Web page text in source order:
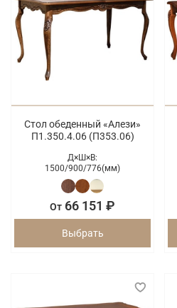
Стол обеденный «Алези»
П1.350.4.06 (П353.06)
Д×Ш×В:
1500/900/776(мм)
От 66 151 ₽
Выбрать